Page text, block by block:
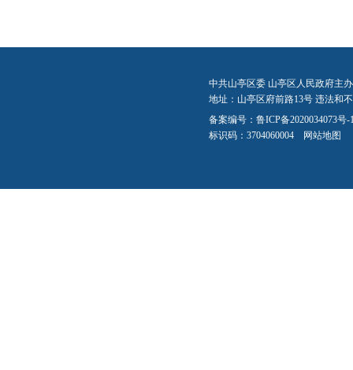
中共山亭区委 山亭区人民政府主
地址：山亭区府前路13号 违法和
备案编号： 鲁ICP备2020034073号-
标识码：3704060004 网站地图